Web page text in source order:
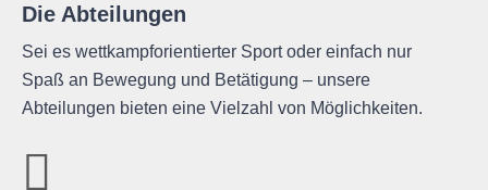
Die Abteilungen
Sei es wettkampforientierter Sport oder einfach nur
Spaß an Bewegung und Betätigung – unsere
Abteilungen bieten eine Vielzahl von Möglichkeiten.